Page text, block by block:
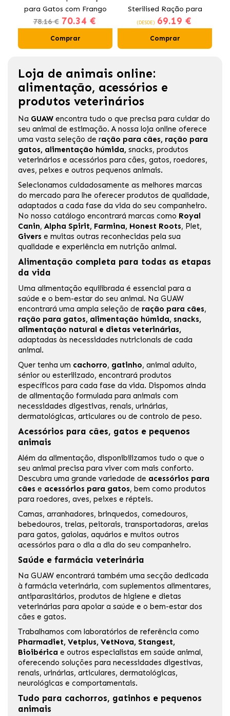
para Gatos com Frango
78.16 € 70.34 €
Comprar
Sterilised Ração para
Gatos Esterilizados
(DESDE) 69.19 €
Comprar
Loja de animais online:
alimentação, acessórios e
produtos veterinários
Na GUAW encontra tudo o que precisa para cuidar do
seu animal de estimação. A nossa loja online oferece
uma vasta seleção de ração para cães, ração para
gatos, alimentação húmida, snacks, produtos
veterinários e acessórios para cães, gatos, roedores,
aves, peixes e outros pequenos animais.
Selecionamos cuidadosamente as melhores marcas
do mercado para lhe oferecer produtos de qualidade,
adaptados a cada fase da vida do seu companheiro.
No nosso catálogo encontrará marcas como Royal
Canin, Alpha Spirit, Farmina, Honest Roots, Plet,
Givers e muitas outras reconhecidas pela sua
qualidade e experiência em nutrição animal.
Alimentação completa para todas as etapas
da vida
Uma alimentação equilibrada é essencial para a
saúde e o bem-estar do seu animal. Na GUAW
encontrará uma ampla seleção de ração para cães,
ração para gatos, alimentação húmida, snacks,
alimentação natural e dietas veterinárias,
adaptadas às necessidades nutricionais de cada
animal.
Quer tenha um cachorro, gatinho, animal adulto,
sénior ou esterilizado, encontrará produtos
específicos para cada fase da vida. Dispomos ainda
de alimentação formulada para animais com
necessidades digestivas, renais, urinárias,
dermatológicas, articulares ou de controlo de peso.
Acessórios para cães, gatos e pequenos
animais
Além da alimentação, disponibilizamos tudo o que o
seu animal precisa para viver com mais conforto.
Descubra uma grande variedade de acessórios para
cães e acessórios para gatos, bem como produtos
para roedores, aves, peixes e répteis.
Camas, arranhadores, brinquedos, comedouros,
bebedouros, trelas, peitorais, transportadoras, areias
para gatos, gaiolas, aquários e muitos outros
acessórios para o dia a dia do seu companheiro.
Saúde e farmácia veterinária
Na GUAW encontrará também uma secção dedicada
à farmácia veterinária, com suplementos alimentares,
antiparasitários, produtos de higiene e dietas
veterinárias para apoiar a saúde e o bem-estar dos
cães e gatos.
Trabalhamos com laboratórios de referência como
Pharmadiet, Vetplus, VetNova, Stangest,
Bioibérica e outros especialistas em saúde animal,
oferecendo soluções para necessidades digestivas,
renais, urinárias, articulares, dermatológicas,
neurológicas e comportamentais.
Tudo para cachorros, gatinhos e pequenos
animais